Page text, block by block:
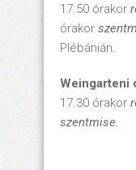
17.50 órakor
órakor
Plébánián.
Weingarteni
17.30 órakor
szentmise.